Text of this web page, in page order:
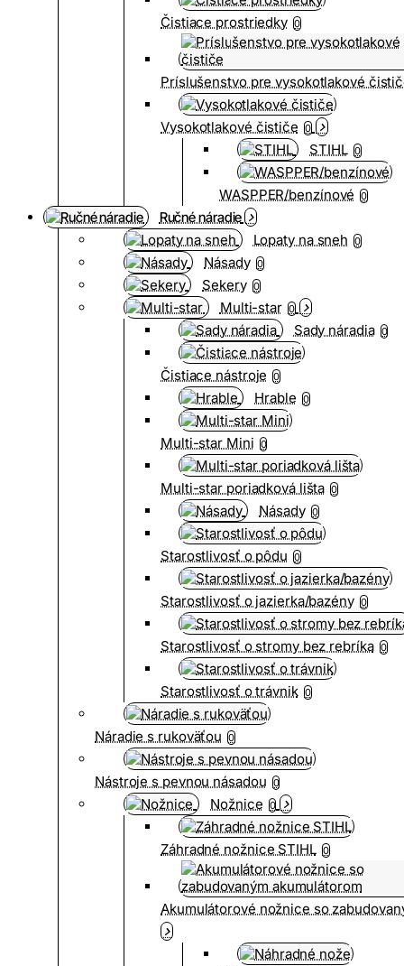
Čistiace prostriedky 0
Príslušenstvo pre vysokotlakové
Vysokotlakové čističe 0
STIHL 0
WASPPER/benzínové 0
Ručné náradie
Lopaty na sneh 0
Násady 0
Sekery 0
Multi-star 0
Sady náradia 0
Čistiace nástroje 0
Hrable 0
Multi-star Mini 0
Multi-star poriadková lišta 0
Násady 0
Starostlivosť o pôdu 0
Starostlivosť o jazierka/bazény 0
Starostlivosť o stromy bez rebríka 0
Starostlivosť o trávnik 0
Náradie s rukoväťou 0
Nástroje s pevnou násadou 0
Nožnice 0
Záhradné nožnice STIHL 0
Akumulátorové nožnice so